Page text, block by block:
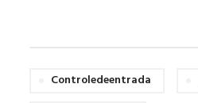
Controledeentrada